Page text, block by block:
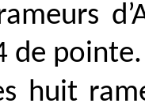
de pointe.
huit